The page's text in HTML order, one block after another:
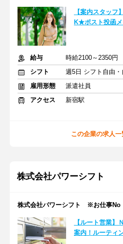
【案内スタッフ
K★ポスト投函
給与
時給2100～2350円
シフト
週5日 シフト自由
雇用形態
派遣社員
アクセス
新宿駅
この企業の求人一
株式会社パワーシフト
株式会社パワーシフト ※お仕事No
【ルート営業】
案内！ルーティ